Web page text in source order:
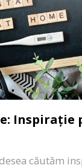
Inspirație
căutăm